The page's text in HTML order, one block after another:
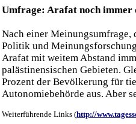
Umfrage: Arafat noch immer
Nach einer Meinungsumfrage,
Politik und
Arafat mit weitem Abstand
palästinensischen Gebieten.
Prozent der Bevölkerung für
Autonomiebehörde aus. Aber
Weiterführende Links (http://